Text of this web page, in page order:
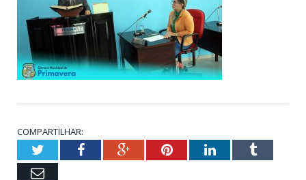
COMPARTILHAR:
TwitterFacebookGoogle+PinterestLinkedInTumblr
Email